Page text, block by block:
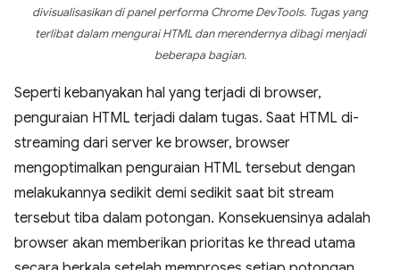
divisualisasikan di panel performa Chrome DevTools. Tugas yang
terlibat dalam mengurai HTML dan merendernya dibagi menjadi
beberapa bagian.
Seperti kebanyakan hal yang terjadi di browser,
penguraian HTML terjadi dalam tugas. Saat HTML di-
streaming dari server ke browser, browser
mengoptimalkan penguraian HTML tersebut dengan
melakukannya sedikit demi sedikit saat bit stream
tersebut tiba dalam potongan. Konsekuensinya adalah
browser akan memberikan prioritas ke thread utama